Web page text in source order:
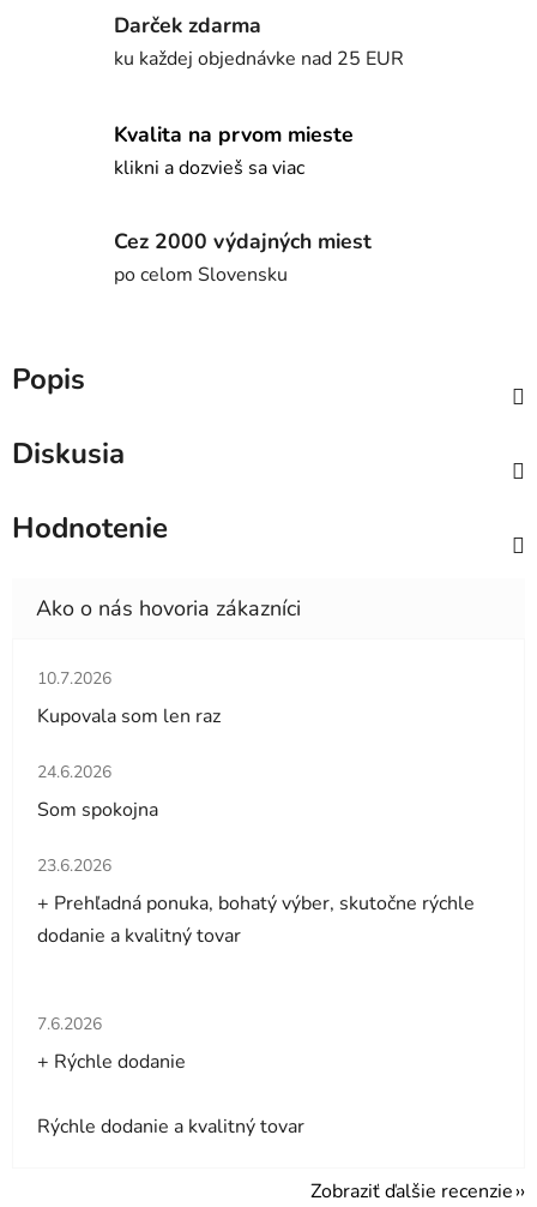
Darček zdarma
ku každej objednávke nad 25 EUR
Kvalita na prvom mieste
klikni a dozvieš sa viac
Cez 2000 výdajných miest
po celom Slovensku
Popis
Diskusia
Hodnotenie
Hodnotenie obchodu je 5 z 5 hviezdičiek.
10.7.2026
Kupovala som len raz
Hodnotenie obchodu je 5 z 5 hviezdičiek.
24.6.2026
Som spokojna
Hodnotenie obchodu je 5 z 5 hviezdičiek.
23.6.2026
+ Prehľadná ponuka, bohatý výber, skutočne rýchle
dodanie a kvalitný tovar
Hodnotenie obchodu je 5 z 5 hviezdičiek.
7.6.2026
+ Rýchle dodanie
Rýchle dodanie a kvalitný tovar
Zobraziť ďalšie recenzie